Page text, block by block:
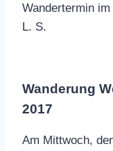
Wandertermin
L. S.
Wanderung
2017
Am Mittwoch,